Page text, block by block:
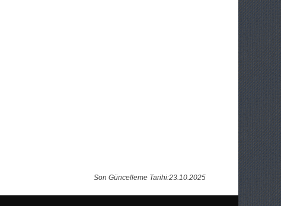
Son Güncelleme Tarihi:23.10.2025